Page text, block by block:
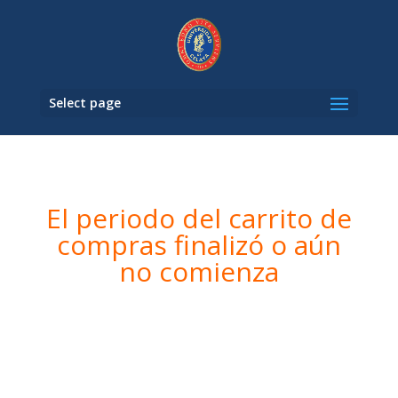
Select page
El periodo del carrito de
compras finalizó o aún
no comienza